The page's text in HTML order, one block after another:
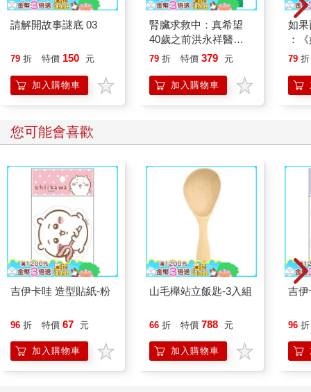
請解開故事謎底 03
79 折 特價 150 元
加入購物車
腎臟求救中：真希望
40歲之前洪永祥醫師
就告訴我這些事
79 折 特價 379 元
加入購物車
如
：
喵
79 折
您可能會喜歡
吉伊卡哇 造型貼紙-粉
96 折 特價 67 元
加入購物車
山毛櫸站立飯匙-3入組
66 折 特價 788 元
加入購物車
吉
96 折